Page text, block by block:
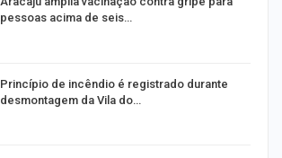
pessoas acima de seis…
Princípio de incêndio é registrado durante
desmontagem da Vila do…